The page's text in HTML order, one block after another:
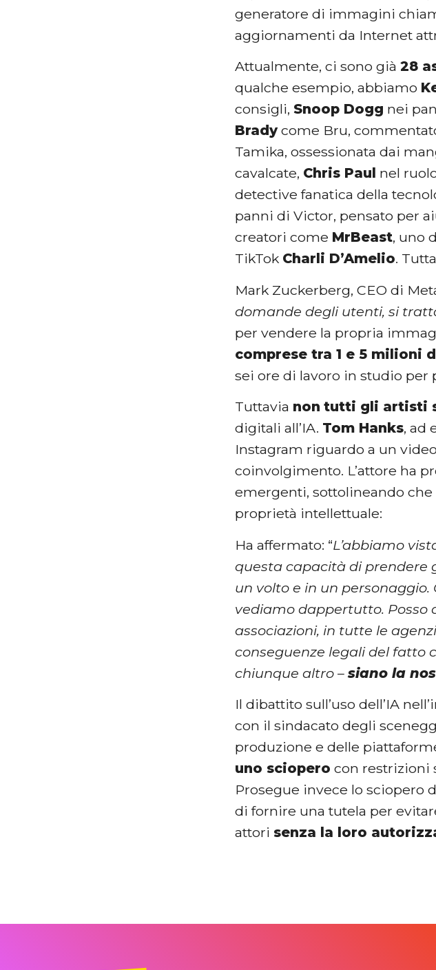
generatore di immagini
aggiornamenti da Internet
Attualmente, ci sono già28
qualche esempio, abbiamo
consigli, Snoop Dogg nei
Bradycome Bru,
Tamika, ossessionata dai
cavalcate, Chris Paul nel
detective fanatica della
panni di Victor, pensato per
creatori come MrBeast, uno
TikTok Charli D’Amelio.
Mark Zuckerberg, CEO di
domande degli utenti, si
per vendere la propria
comprese tra 1 e 5 milioni
sei ore di lavoro in studio per
Tuttavia non tutti gli artisti
digitali all’IA. Tom Hanks, ad
Instagram riguardo a un
coinvolgimento. L’attore ha
emergenti, sottolineando
proprietà intellettuale:
Ha affermato: “L’abbiamo
questa capacità di prendere
un volto e in un
vediamo dappertutto. Posso
associazioni, in tutte le
conseguenze legali del fatto
chiunque altro –siano la
Il dibattito sull’uso dell’IA
con il sindacato degli
produzione e delle
uno sciopero con restrizioni
Prosegue invece lo sciopero
di fornire una tutela per
attori senza la loro